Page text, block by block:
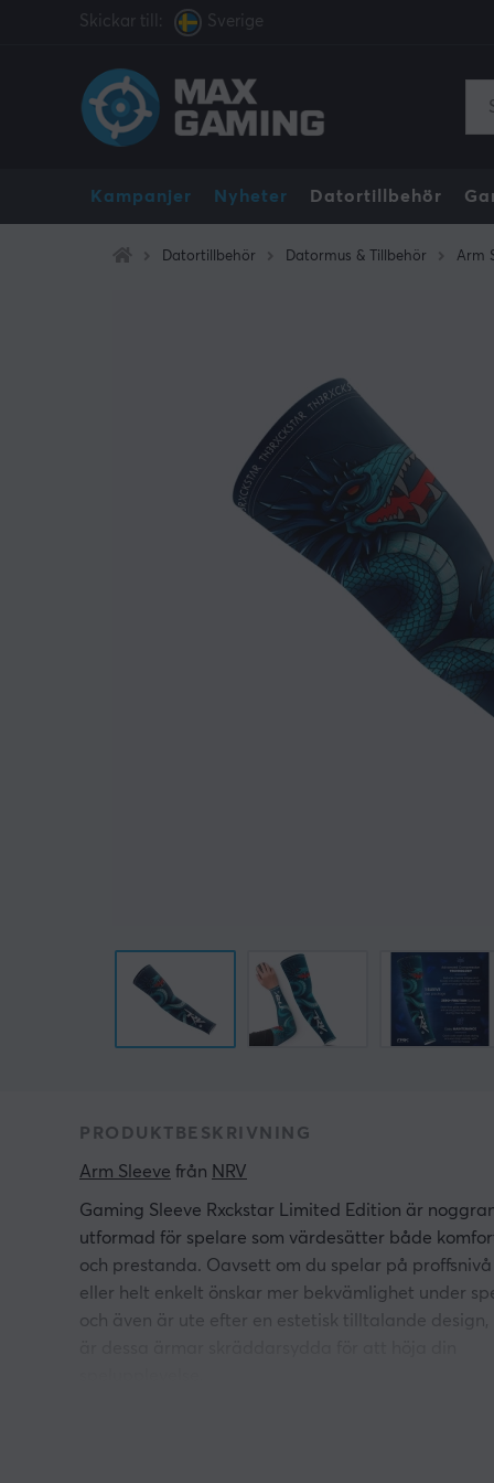
Skickar till: Sverige
Kampanjer Nyheter Datortillbehör
Datortillbehör Datormus & Tillbehör Arm
PRODUKTBESKRIVNING
Arm Sleeve från NRV
Gaming Sleeve Rxckstar Limited Edition är
utformad för spelare som värdesätter både
och prestanda. Oavsett om du spelar på proffsnivå
eller helt enkelt önskar mer bekvämlighet under
och även är ute efter en estetisk tilltalande design,